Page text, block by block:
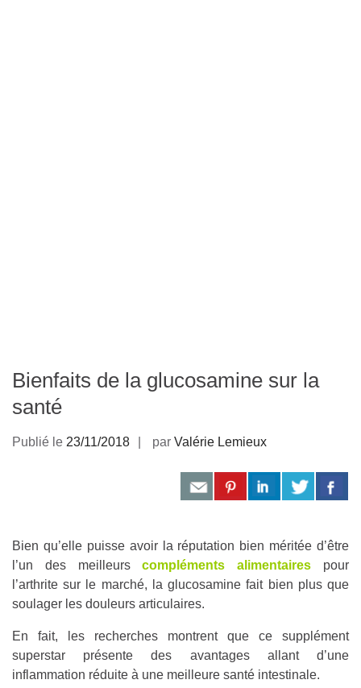
Bienfaits de la glucosamine sur la
santé
Publié le 23/11/2018 par Valérie Lemieux
Bien qu’elle puisse avoir la réputation bien méritée d’être
l’un des meilleurscompléments alimentaires pour
l’arthrite sur le marché, la glucosamine fait bien plusque
soulager les douleurs articulaires.
En fait, les recherches montrent que ce supplément
superstar présente des avantages allant d’une
inflammation réduite à une meilleure santé intestinale.